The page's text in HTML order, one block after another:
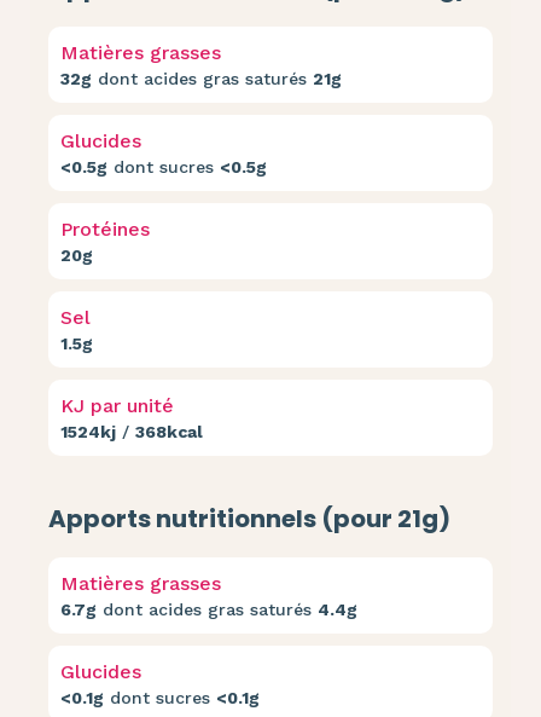
Matières grasses
32g dont acides gras saturés 21g
Glucides
<0.5g dont sucres <0.5g
Protéines
20g
Sel
1.5g
KJ par unité
1524kj / 368kcal
Apports nutritionnels (pour 21g)
Matières grasses
6.7g dont acides gras saturés 4.4g
Glucides
<0.1g dont sucres <0.1g